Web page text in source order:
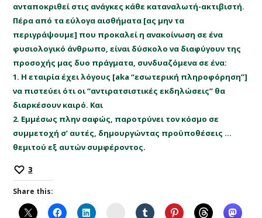
ανταποκριθεί στις ανάγκες κάθε καταναλωτή-ακτιβιστή.
Πέρα από τα εύλογα αισθήματα [ας μην τα
περιγράψουμε] που προκαλεί η ανακοίνωση σε ένα
φυσιολογικό άνθρωπο, είναι δύσκολο να διαφύγουν της
προσοχής μας δυο πράγματα, συνδυαζόμενα σε ένα:
1. Η εταιρία έχει λόγους [aka “εσωτερική πληροφόρηση”]
να πιστεύει ότι οι “αντιρατσιστικές εκδηλώσεις” θα
διαρκέσουν καιρό. Και
2. Εμμέσως πλην σαφώς, παροτρύνει τον κόσμο σε
συμμετοχή σ’ αυτές, δημουργώντας προϋποθέσεις …
θεμιτού εξ αυτών συμφέροντος.
3
Share this:
Instagram